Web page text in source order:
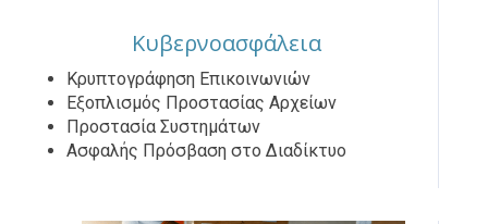
Κυβερνοασφάλεια
Κρυπτογράφηση Επικοινωνιών
Εξοπλισμός Προστασίας Αρχείων
Προστασία Συστημάτων
Ασφαλής Πρόσβαση στο Διαδίκτυο